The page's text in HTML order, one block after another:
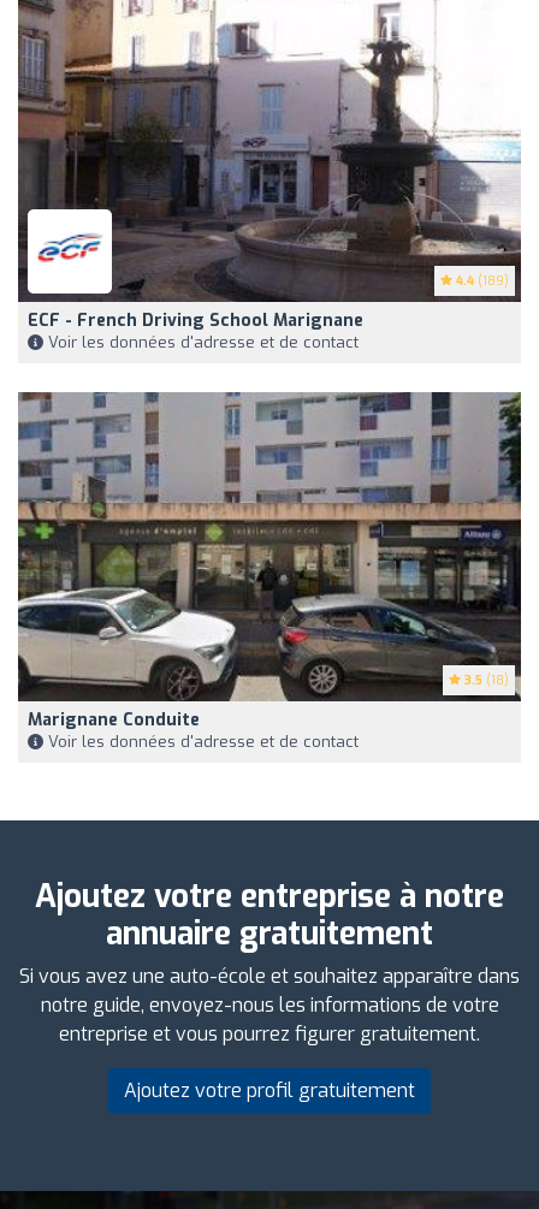
4.4 (189)
ECF - French Driving School Marignane
Voir les données d'adresse et de contact
3.5 (18)
Marignane Conduite
Voir les données d'adresse et de contact
Ajoutez votre entreprise à notre
annuaire gratuitement
Si vous avez une auto-école et souhaitez apparaître dans
notre guide, envoyez-nous les informations de votre
entreprise et vous pourrez figurer gratuitement.
Ajoutez votre profil gratuitement